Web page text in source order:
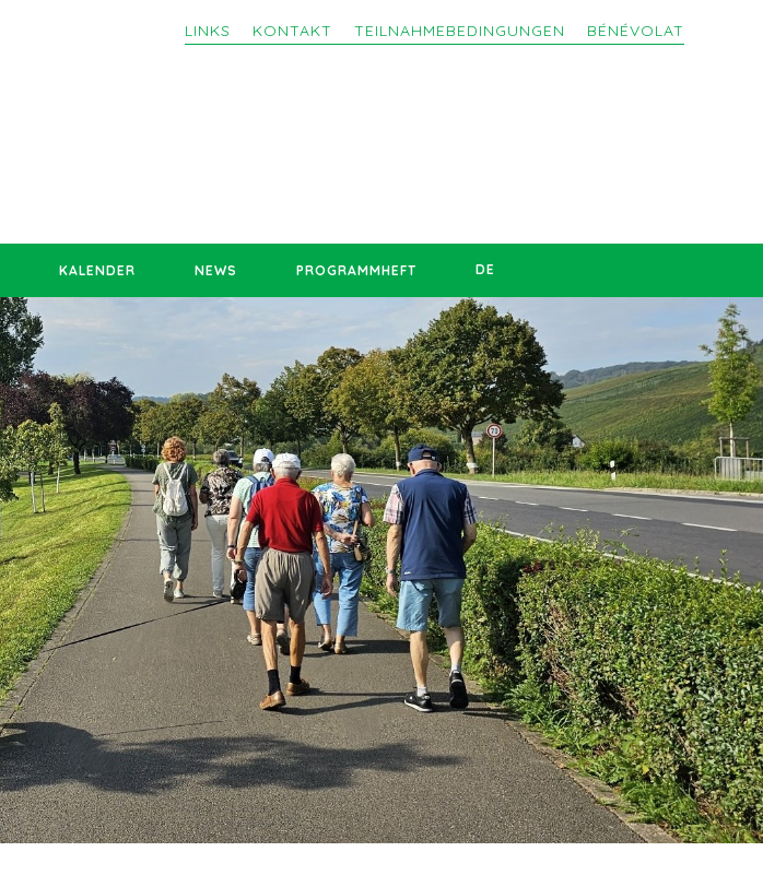
LINKS KONTAKT TEILNAHMEBEDINGUNGEN BÉNÉVOLAT
KALENDER NEWS PROGRAMMHEFT DE